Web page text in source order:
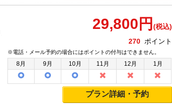
29,800 円 (税込)
270 ポイント
※電話・メール予約の場合にはポイントの付与はできません。
8月 9月 10月 11月 12月 1月
プラン詳細・予約